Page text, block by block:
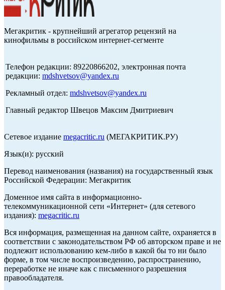
Мегакритик - крупнейший агрегатор рецензий на
кинофильмы в российском интернет-сегменте
Телефон редакции: 89220866202, электронная почта
редакции: mdshvetsov@yandex.ru
Рекламный отдел: mdshvetsov@yandex.ru
Главный редактор Швецов Максим Дмитриевич
Сетевое издание megacritic.ru (МЕГАКРИТИК.РУ)
Язык(и): русский
Перевод наименования (названия) на государственный язык
Российской Федерации: Мегакритик
Доменное имя сайта в информационно-
телекоммуникационной сети «Интернет» (для сетевого
издания): megacritic.ru
Вся информация, размещенная на данном сайте, охраняется в
соответствии с законодательством РФ об авторском праве и не
подлежит использованию кем-либо в какой бы то ни было
форме, в том числе воспроизведению, распространению,
переработке не иначе как с письменного разрешения
правообладателя.